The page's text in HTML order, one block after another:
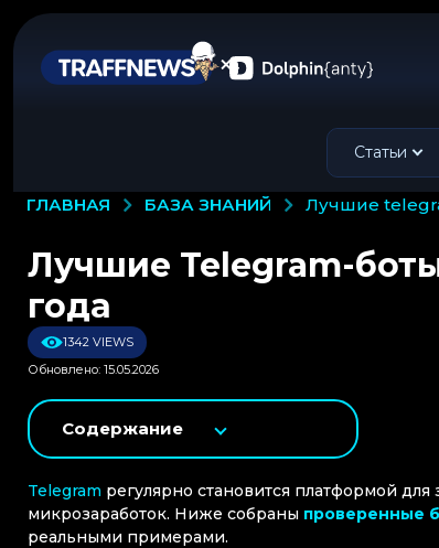
Статьи
ГЛАВНАЯ БАЗА ЗНАНИЙ лучшие
Лучшие Telegram-
года
1342 VIEWS
Обновлено: 15.05.2026
Содержание
Telegram регулярно становится платформой
микрозаработок. Ниже собраны проверенные
реальными примерами.